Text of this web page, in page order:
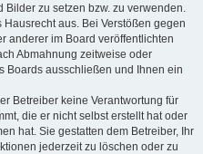
zu setzen bzw. zu verwenden.
aus. Bei Verstößen gegen
anderer im Board veröffentlichten
Abmahnung zeitweise oder
Boards ausschließen und Ihnen ein
Betreiber keine Verantwortung für
die er nicht selbst erstellt hat oder
hat. Sie gestatten dem Betreiber, Ihr
jederzeit zu löschen oder zu